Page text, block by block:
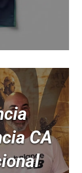
CA